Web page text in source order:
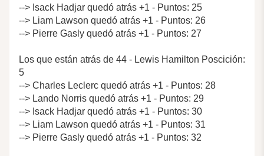
--> Isack Hadjar quedó atrás +1 - Puntos: 25
--> Liam Lawson quedó atrás +1 - Puntos: 26
--> Pierre Gasly quedó atrás +1 - Puntos: 27
Los que están atrás de 44 - Lewis Hamilton Poscición:
5
--> Charles Leclerc quedó atrás +1 - Puntos: 28
--> Lando Norris quedó atrás +1 - Puntos: 29
--> Isack Hadjar quedó atrás +1 - Puntos: 30
--> Liam Lawson quedó atrás +1 - Puntos: 31
--> Pierre Gasly quedó atrás +1 - Puntos: 32